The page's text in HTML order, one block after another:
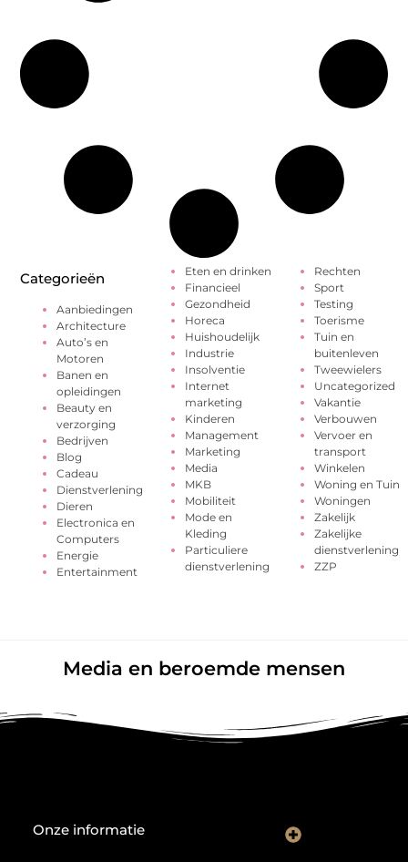
Categorieën
Aanbiedingen
Architecture
Auto’s en
Motoren
Banen en
opleidingen
Beauty en
verzorging
Bedrijven
Blog
Cadeau
Dienstverlening
Dieren
Electronica en
Computers
Energie
Entertainment
Eten en drinken
Financieel
Gezondheid
Horeca
Huishoudelijk
Industrie
Insolventie
Internet
marketing
Kinderen
Management
Marketing
Media
MKB
Mobiliteit
Mode en
Kleding
Particuliere
dienstverlening
Rechten
Sport
Testing
Toerisme
Tuin en
buitenleven
Tweewielers
Uncategorized
Vakantie
Verbouwen
Vervoer en
transport
Winkelen
Woning en Tuin
Woningen
Zakelijk
Zakelijke
dienstverlening
ZZP
Media en beroemde mensen
Onze informatie